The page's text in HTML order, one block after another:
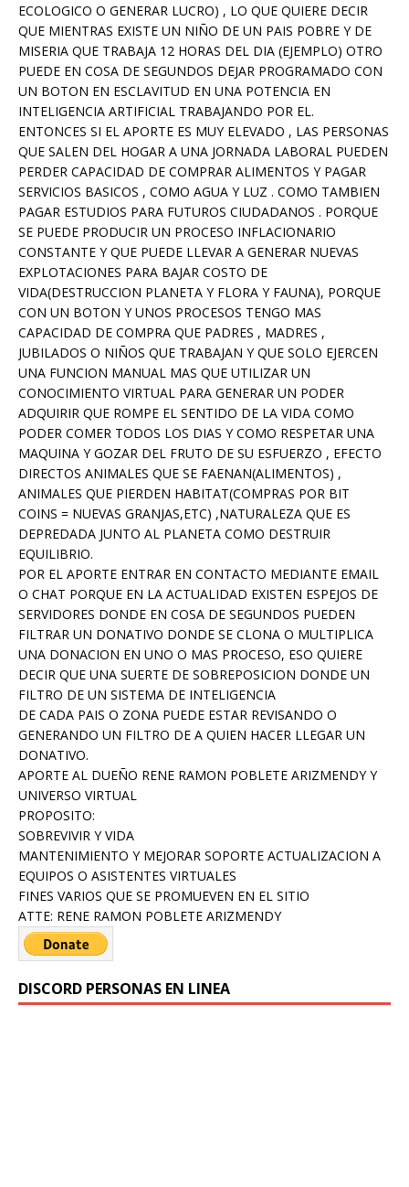
ECOLOGICO O GENERAR LUCRO) , LO QUE QUIERE DECIR
QUE MIENTRAS EXISTE UN NIÑO DE UN PAIS POBRE Y DE
MISERIA QUE TRABAJA 12 HORAS DEL DIA (EJEMPLO) OTRO
PUEDE EN COSA DE SEGUNDOS DEJAR PROGRAMADO CON
UN BOTON EN ESCLAVITUD EN UNA POTENCIA EN
INTELIGENCIA ARTIFICIAL TRABAJANDO POR EL.
ENTONCES SI EL APORTE ES MUY ELEVADO , LAS PERSONAS
QUE SALEN DEL HOGAR A UNA JORNADA LABORAL PUEDEN
PERDER CAPACIDAD DE COMPRAR ALIMENTOS Y PAGAR
SERVICIOS BASICOS , COMO AGUA Y LUZ . COMO TAMBIEN
PAGAR ESTUDIOS PARA FUTUROS CIUDADANOS . PORQUE
SE PUEDE PRODUCIR UN PROCESO INFLACIONARIO
CONSTANTE Y QUE PUEDE LLEVAR A GENERAR NUEVAS
EXPLOTACIONES PARA BAJAR COSTO DE
VIDA(DESTRUCCION PLANETA Y FLORA Y FAUNA), PORQUE
CON UN BOTON Y UNOS PROCESOS TENGO MAS
CAPACIDAD DE COMPRA QUE PADRES , MADRES ,
JUBILADOS O NIÑOS QUE TRABAJAN Y QUE SOLO EJERCEN
UNA FUNCION MANUAL MAS QUE UTILIZAR UN
CONOCIMIENTO VIRTUAL PARA GENERAR UN PODER
ADQUIRIR QUE ROMPE EL SENTIDO DE LA VIDA COMO
PODER COMER TODOS LOS DIAS Y COMO RESPETAR UNA
MAQUINA Y GOZAR DEL FRUTO DE SU ESFUERZO , EFECTO
DIRECTOS ANIMALES QUE SE FAENAN(ALIMENTOS) ,
ANIMALES QUE PIERDEN HABITAT(COMPRAS POR BIT
COINS = NUEVAS GRANJAS,ETC) ,NATURALEZA QUE ES
DEPREDADA JUNTO AL PLANETA COMO DESTRUIR
EQUILIBRIO.
POR EL APORTE ENTRAR EN CONTACTO MEDIANTE EMAIL
O CHAT PORQUE EN LA ACTUALIDAD EXISTEN ESPEJOS DE
SERVIDORES DONDE EN COSA DE SEGUNDOS PUEDEN
FILTRAR UN DONATIVO DONDE SE CLONA O MULTIPLICA
UNA DONACION EN UNO O MAS PROCESO, ESO QUIERE
DECIR QUE UNA SUERTE DE SOBREPOSICION DONDE UN
FILTRO DE UN SISTEMA DE INTELIGENCIA
DE CADA PAIS O ZONA PUEDE ESTAR REVISANDO O
GENERANDO UN FILTRO DE A QUIEN HACER LLEGAR UN
DONATIVO.
APORTE AL DUEÑO RENE RAMON POBLETE ARIZMENDY Y
UNIVERSO VIRTUAL
PROPOSITO:
SOBREVIVIR Y VIDA
MANTENIMIENTO Y MEJORAR SOPORTE ACTUALIZACION A
EQUIPOS O ASISTENTES VIRTUALES
FINES VARIOS QUE SE PROMUEVEN EN EL SITIO
ATTE: RENE RAMON POBLETE ARIZMENDY
DISCORD PERSONAS EN LINEA